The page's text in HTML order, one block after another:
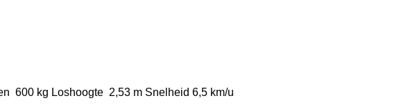
600 kg Loshoogte 2,53 m Snelheid 6,5 km/u